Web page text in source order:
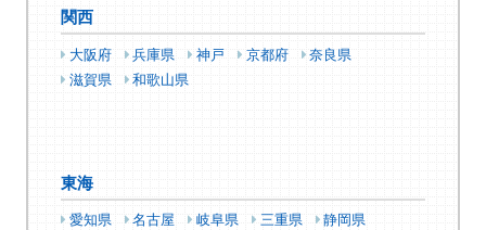
関西
大阪府 兵庫県 神戸 京都府
奈良県
滋賀県
和歌山県
東海
愛知県 名古屋 岐阜県 三重県 静岡県